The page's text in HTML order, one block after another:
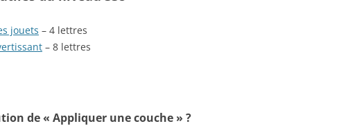
jouets – 4 lettres
– 8 lettres
de « Appliquer une couche » ?